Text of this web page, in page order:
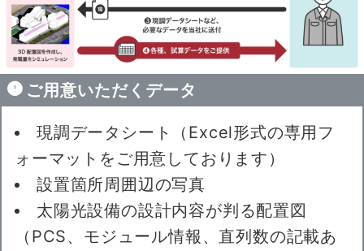
ご用意いただくデータ
現調データシート（Excel形式の専用フ
ォーマットをご用意しております）
設置箇所周囲辺の写真
太陽光設備の設計内容が判る配置図
（PCS、モジュール情報、直列数の記載あ